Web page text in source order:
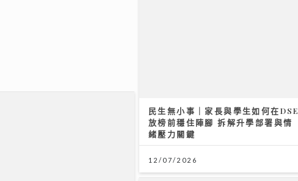
民生無小事｜家長與學生如何在DSE
放榜前穩住陣腳 拆解升學部署與情
緒壓力關鍵
12/07/2026